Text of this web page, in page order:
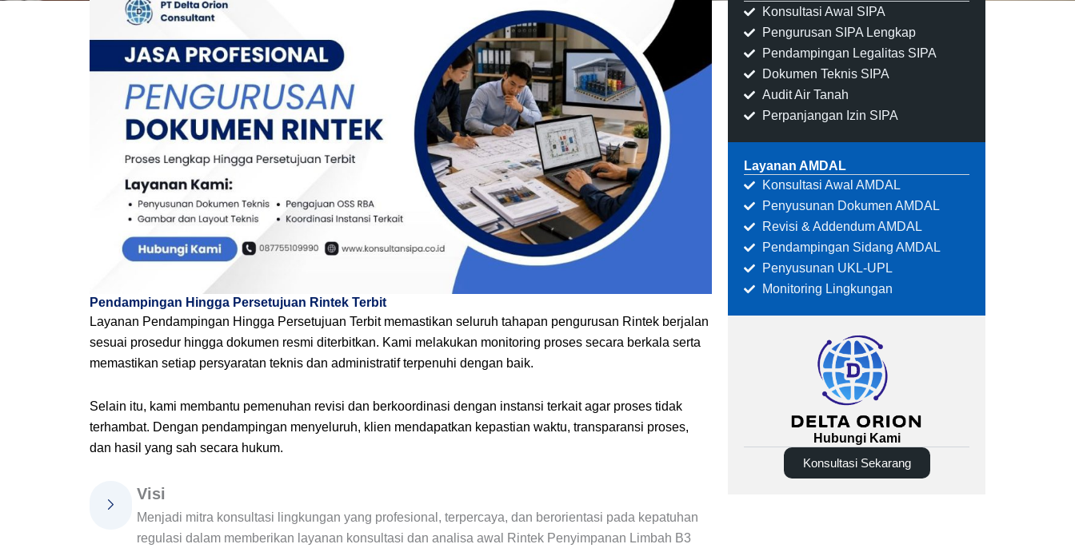
Pendampingan Hingga Persetujuan Rintek Terbit
Layanan Pendampingan Hingga Persetujuan Terbit memastikan seluruh tahapan pengurusan Rintek berjalan
sesuai prosedur hingga dokumen resmi diterbitkan. Kami melakukan monitoring proses secara berkala serta
memastikan setiap persyaratan teknis dan administratif terpenuhi dengan baik.
Selain itu, kami membantu pemenuhan revisi dan berkoordinasi dengan instansi terkait agar proses tidak
terhambat. Dengan pendampingan menyeluruh, klien mendapatkan kepastian waktu, transparansi proses,
dan hasil yang sah secara hukum.
Visi
Menjadi mitra konsultasi lingkungan yang profesional, terpercaya, dan berorientasi pada kepatuhan
regulasi dalam memberikan layanan konsultasi dan analisa awal Rintek Penyimpanan Limbah B3
Konsultasi Awal SIPA
Pengurusan SIPA Lengkap
Pendampingan Legalitas SIPA
Dokumen Teknis SIPA
Audit Air Tanah
Perpanjangan Izin SIPA
Layanan AMDAL
Konsultasi Awal AMDAL
Penyusunan Dokumen AMDAL
Revisi & Addendum AMDAL
Pendampingan Sidang AMDAL
Penyusunan UKL-UPL
Monitoring Lingkungan
Hubungi Kami
Konsultasi Sekarang